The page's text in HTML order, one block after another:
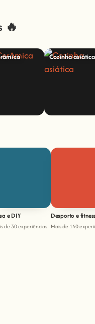
🔥
Cozinha asiática
e DIY
de 30 experiências
Desporto e
Mais de 140